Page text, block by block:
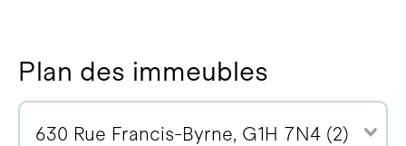
Plan des immeubles
630 Rue Francis-Byrne, G1H 7N4 (2)